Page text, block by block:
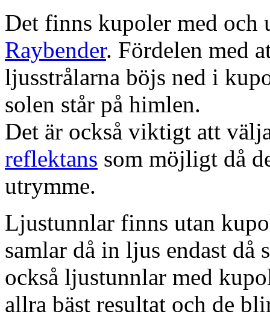
Det finns kupoler med och
Raybender. Fördelen med
ljusstrålarna böjs ned i
solen står på himlen.
Det är också viktigt att
reflektans som möjligt då
utrymme.
Ljustunnlar finns utan
samlar då in ljus endast då
också ljustunnlar med
allra bäst resultat och de